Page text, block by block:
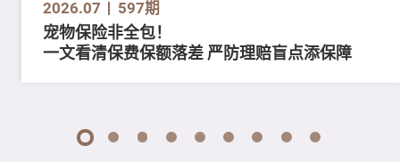
2026.07 597期
宠物保险非全包！
一文看清保费保额落差 严防理赔盲点添保障
1 2 3 4 5 6 7 8 9